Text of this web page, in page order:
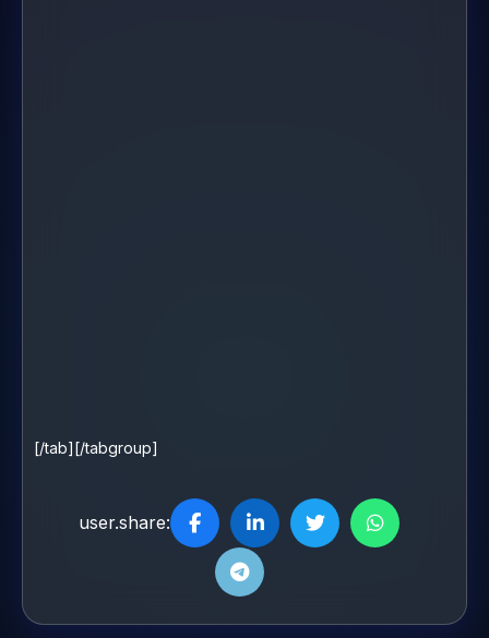
[/tab][/tabgroup]
user.share: